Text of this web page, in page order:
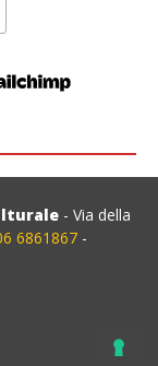
- Via della
6861867 -